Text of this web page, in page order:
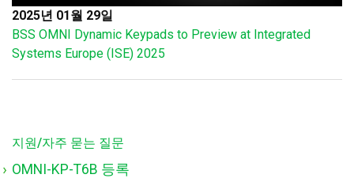
2025년 01월 29일
BSS OMNI Dynamic Keypads to Preview at Integrated
Systems Europe (ISE) 2025
지원/자주 묻는 질문
OMNI-KP-T6B 등록